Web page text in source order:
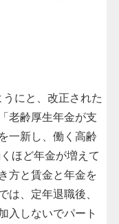
にと、改正された
老齢厚生年金が支
一新し、働く高齢
ほど年金が増えて
方と賃金と年金を
は、定年退職後、
入しないでパート